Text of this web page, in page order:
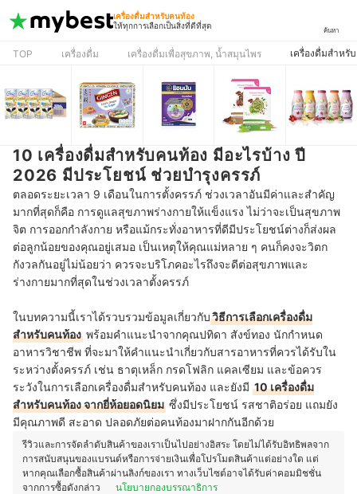
เครื่องดื่มสําหรับคนท้อง
ให้ทุกการเลือกเป็นสิ่งที่ดีที่สุด
ค้นหา
TOP เครื่องดื่ม เครื่องดื่มเพื่อสุขภาพ, น้ำสมุนไพร เครื่องดื่มสําหรั
10 เครื่องดื่มสำหรับคนท้อง มีอะไรบ้าง ปี
2026 มีประโยชน์ ช่วยบำรุงครรภ์
ตลอดระยะเวลา 9 เดือนในการตั้งครรภ์ ช่วงเวลาอันมีค่าและสำคัญ
มากที่สุดก็คือ การดูแลสุขภาพร่างกายให้แข็งแรง ไม่ว่าจะเป็นสุขภาพ
จิต การออกกำลังกาย หรือแม้กระทั่งอาหารที่ดีมีประโยชน์ต่างก็ส่งผล
ต่อลูกน้อยของคุณอยู่เสมอ เป็นเหตุให้คุณแม่หลาย ๆ คนก็คงจะวิตก
กังวลกันอยู่ไม่น้อยว่า ควรจะบริโภคอะไรถึงจะดีต่อสุขภาพและ
ร่างกายมากที่สุดในช่วงเวลาตั้งครรภ์
ในบทความนี้เราได้รวบรวมข้อมูลเกี่ยวกับวิธีการเลือกเครื่องดื่ม
สำหรับคนท้อง พร้อมคำแนะนำจากคุณปทิดา สังข์ทอง นักกำหนด
อาหารวิชาชีพ ที่จะมาให้คำแนะนำเกี่ยวกับสารอาหารที่ควรได้รับใน
ระหว่างตั้งครรภ์ เช่น ธาตุเหล็ก กรดโฟลิก แคลเซียม และข้อควร
ระวังในการเลือกเครื่องดื่มสำหรับคนท้อง และยังมี 10 เครื่องดื่ม
สำหรับคนท้อง จากยี่ห้อยอดนิยม ซึ่งมีประโยชน์ รสชาติอร่อย แถมยัง
มีคุณภาพดี สะอาด ปลอดภัยต่อคนท้องมาฝากกันอีกด้วย
รีวิวและการจัดลำดับสินค้าของเราเป็นไปอย่างอิสระ โดยไม่ได้รับอิทธิพลจาก
การสนับสนุนของแบรนด์หรือการจ่ายเงินเพื่อโปรโมตสินค้าแต่อย่างใด แต่
หากคุณเลือกซื้อสินค้าผ่านลิงก์ของเรา ทางเว็บไซต์อาจได้รับค่าคอมมิชชั่น
จากการซื้อดังกล่าว
นโยบายกองบรรณาธิการ